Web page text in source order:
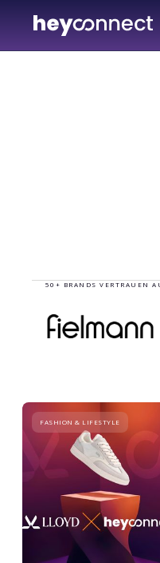
50+ BRANDS VERTRAUEN
FASHION & LIFESTYLE